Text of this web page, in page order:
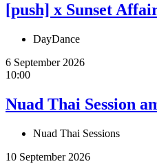
[push] x Sunset
DayDance
6 September 2026
10:00
Nuad Thai Session
Nuad Thai Sessions
10 September 2026